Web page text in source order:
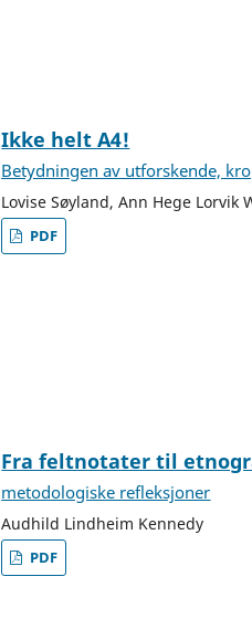
Ikke helt A4!
Betydningen av utforskende,
Lovise Søyland, Ann Hege Lorvik
PDF
Fra feltnotater til
metodologiske refleksjoner
Audhild Lindheim Kennedy
PDF